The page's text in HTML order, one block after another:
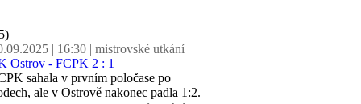
| 16:30 | mistrovské utkání
Ostrov - FCPK 2 : 1
sahala v prvním poločase po
ale v Ostrově nakonec padla 1:2.